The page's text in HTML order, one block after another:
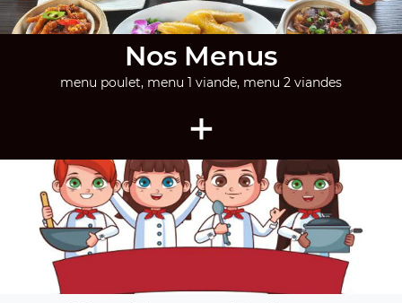
Nos Menus
menu poulet, menu 1 viande, menu 2 viandes
+